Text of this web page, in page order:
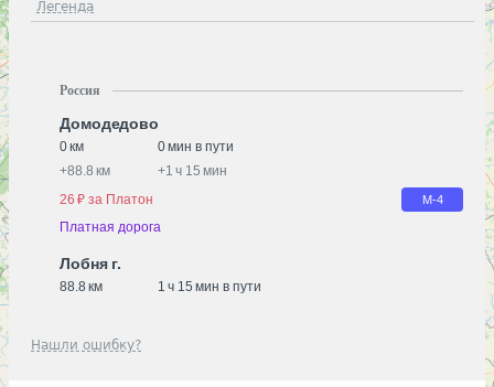
Легенда
Россия
Домодедово
0 км
0 мин в пути
+88.8 км +1 ч 15 мин
26 ₽ за Платон
М-4
Платная дорога
Лобня г.
88.8 км 1 ч 15 мин в пути
Нашли ошибку?